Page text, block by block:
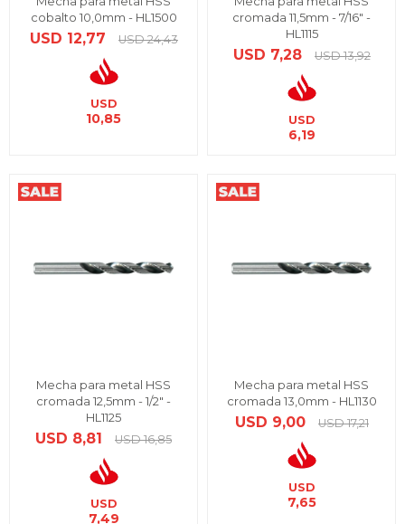
cobalto 10,0mm - HL1500
USD 12,77 USD 24,43
USD
10,85
cromada 11,5mm - 7/16" -
HL1115
USD 7,28 USD 13,92
USD
6,19
Mecha para metal HSS
cromada 12,5mm - 1/2" -
HL1125
USD 8,81 USD 16,85
USD
7,49
Mecha para metal HSS
cromada 13,0mm - HL1130
USD 9,00 USD 17,21
USD
7,65